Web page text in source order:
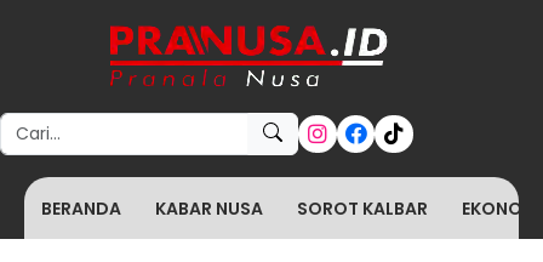
Search for:
BERANDA KABAR NUSA SOROT KALBAR